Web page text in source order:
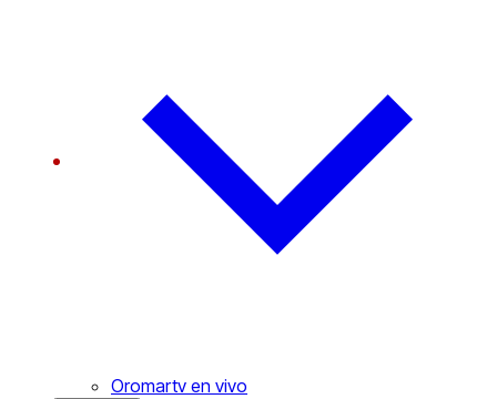
Oromartv en vivo